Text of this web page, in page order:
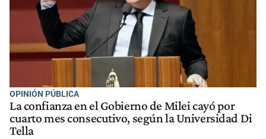
OPINIÓN PÚBLICA
La confianza en el Gobierno de Milei cayó por
cuarto mes consecutivo, según la Universidad Di
Tella